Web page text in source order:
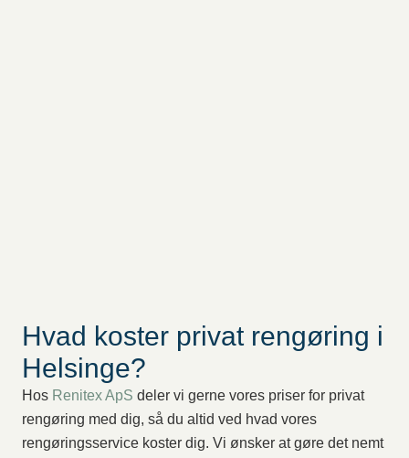
Hvad koster privat rengøring i
Helsinge?
Hos Renitex ApS deler vi gerne vores priser for privat
rengøring med dig, så du altid ved hvad vores
rengøringsservice koster dig. Vi ønsker at gøre det nemt